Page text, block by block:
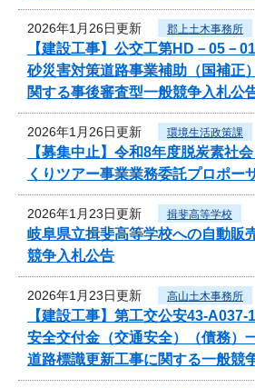
2026年1月26日更新 郡上土木事務所
【建設工事】公交工第HD－05－
砂災害対策道路事業補助（国補正
関する事後審査型一般競争入札公
2026年1月26日更新 環境生活政策課
【募集中止】令和8年度脱炭素社
くりツアー事業業務委託プロポー
2026年1月23日更新 揖斐高等学校
岐阜県立揖斐高等学校への自動販
競争入札公告
2026年1月23日更新 高山土木事務所
【建設工事】第工交公安43-A037-
安全交付金（交通安全）（債務）
道路標識更新工事に関する一般競